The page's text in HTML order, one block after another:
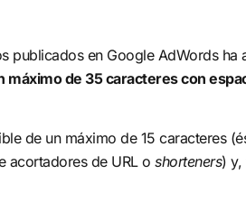
publicados en Google AdWords ha
de 35 caracteres con
de un máximo de 15 caracteres
acortadores de URL o shorteners) y,